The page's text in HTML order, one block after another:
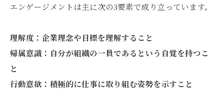
エンゲージメントは主に次の3要素で成り立っています。
理解度：企業理念や目標を理解すること
帰属意識：自分が組織の一員であるという自覚を持つこ
と
行動意欲：積極的に仕事に取り組む姿勢を示すこと